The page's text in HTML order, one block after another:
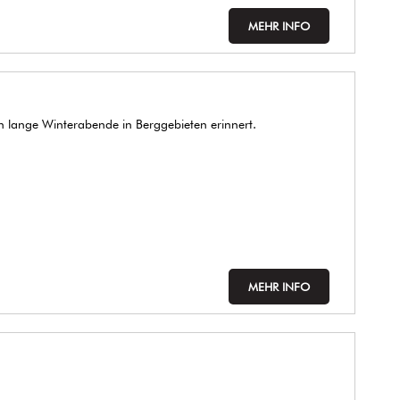
MEHR INFO
lange Winterabende in Berggebieten erinnert.
MEHR INFO